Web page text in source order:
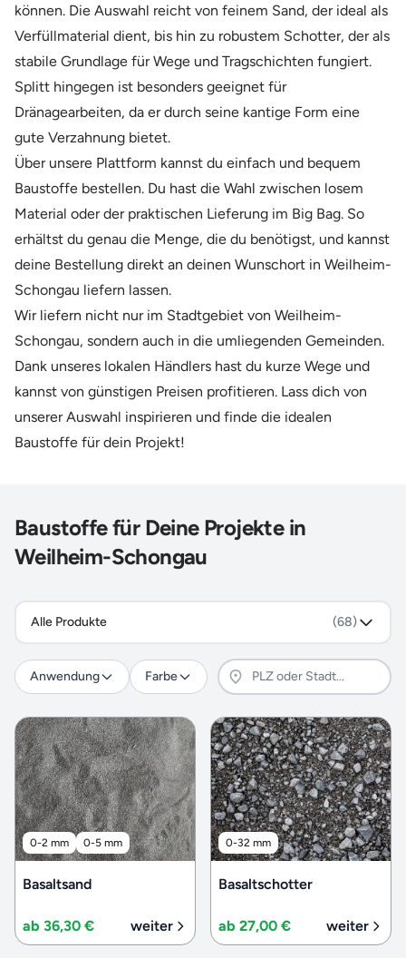
können. Die Auswahl reicht von feinem Sand, der ideal als
Verfüllmaterial dient, bis hin zu robustem Schotter, der als
stabile Grundlage für Wege und Tragschichten fungiert.
Splitt hingegen ist besonders geeignet für
Dränagearbeiten, da er durch seine kantige Form eine
gute Verzahnung bietet.
Über unsere Plattform kannst du einfach und bequem
Baustoffe bestellen. Du hast die Wahl zwischen losem
Material oder der praktischen Lieferung im Big Bag. So
erhältst du genau die Menge, die du benötigst, und kannst
deine Bestellung direkt an deinen Wunschort in Weilheim-
Schongau liefern lassen.
Wir liefern nicht nur im Stadtgebiet von Weilheim-
Schongau, sondern auch in die umliegenden Gemeinden.
Dank unseres lokalen Händlers hast du kurze Wege und
kannst von günstigen Preisen profitieren. Lass dich von
unserer Auswahl inspirieren und finde die idealen
Baustoffe für dein Projekt!
Baustoffe für Deine Projekte in
Weilheim-Schongau
Alle Produkte (68)
Anwendung Farbe
0-2 mm 0-5 mm
Basaltsand
ab 36,30 € weiter
0-32 mm
Basaltschotter
ab 27,00 € weiter